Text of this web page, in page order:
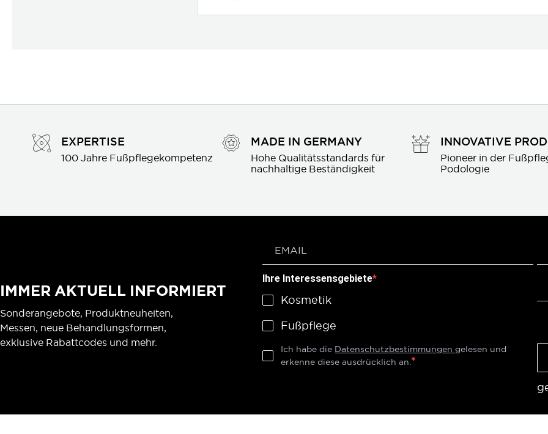
EXPERTISE
100 Jahre Fußpflegekompetenz
MADE IN GERMANY
Hohe Qualitätsstandards für
nachhaltige Beständigkeit
INNOVATIVE
Pioneer in der
Podologie
IMMER AKTUELL INFORMIERT
Sonderangebote, Produktneuheiten,
Messen, neue Behandlungsformen,
exklusive Rabattcodes und mehr.
Ihre Interessensgebiete
Kosmetik
Fußpflege
Ich habe die Datenschutzbestimmungengelesen und
erkenne diese ausdrücklich an.